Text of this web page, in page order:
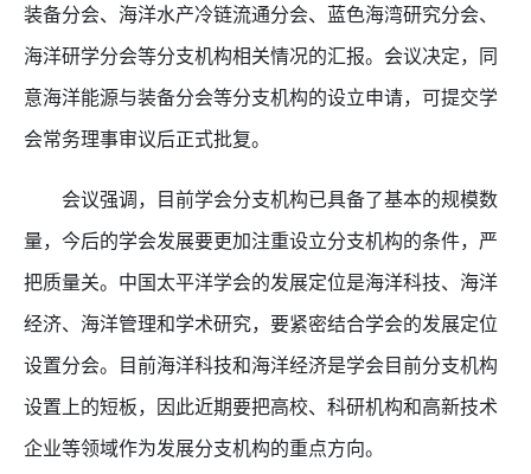
装备分会、海洋水产冷链流通分会、蓝色海湾研究分会、
海洋研学分会等分支机构相关情况的汇报。会议决定，同
意海洋能源与装备分会等分支机构的设立申请，可提交学
会常务理事审议后正式批复。
会议强调，目前学会分支机构已具备了基本的规模数
量，今后的学会发展要更加注重设立分支机构的条件，严
把质量关。中国太平洋学会的发展定位是海洋科技、海洋
经济、海洋管理和学术研究，要紧密结合学会的发展定位
设置分会。目前海洋科技和海洋经济是学会目前分支机构
设置上的短板，因此近期要把高校、科研机构和高新技术
企业等领域作为发展分支机构的重点方向。